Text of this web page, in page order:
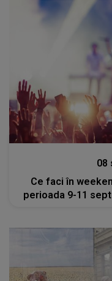
08
Ce faci în
perioada 9-11